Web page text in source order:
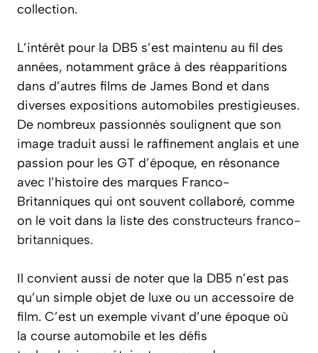
collection.
L’intérêt pour la DB5 s’est maintenu au fil des
années, notamment grâce à des réapparitions
dans d’autres films de James Bond et dans
diverses expositions automobiles prestigieuses.
De nombreux passionnés soulignent que son
image traduit aussi le raffinement anglais et une
passion pour les GT d’époque, en résonance
avec l’histoire des marques Franco-
Britanniques qui ont souvent collaboré, comme
on le voit dans la liste des constructeurs franco-
britanniques.
Il convient aussi de noter que la DB5 n’est pas
qu’un simple objet de luxe ou un accessoire de
film. C’est un exemple vivant d’une époque où
la course automobile et les défis